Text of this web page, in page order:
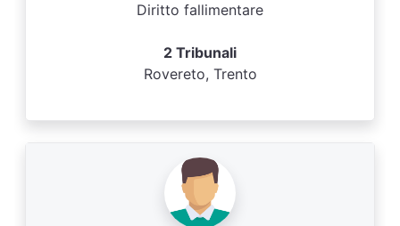
Diritto fallimentare
2 Tribunali
Rovereto, Trento